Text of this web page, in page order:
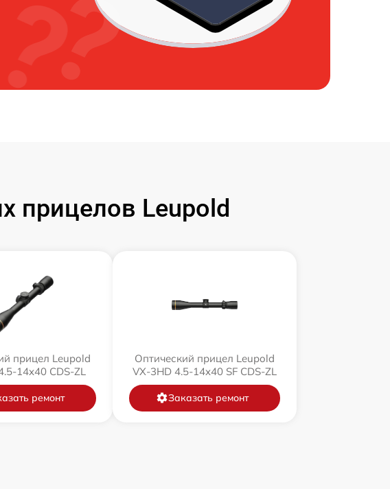
прицелов Leupold
прицел Leupold
14x40 CDS-ZL
ремонт
Оптический прицел Leupold
VX-3HD 4.5-14x40 SF CDS-ZL
Заказать ремонт